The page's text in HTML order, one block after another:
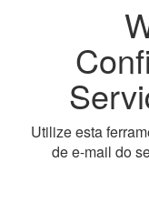
Utilize esta
de e-mail do